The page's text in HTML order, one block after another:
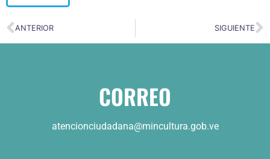
ANTERIOR SIGUIENTE
CORREO
atencionciudadana@mincultura.gob.ve